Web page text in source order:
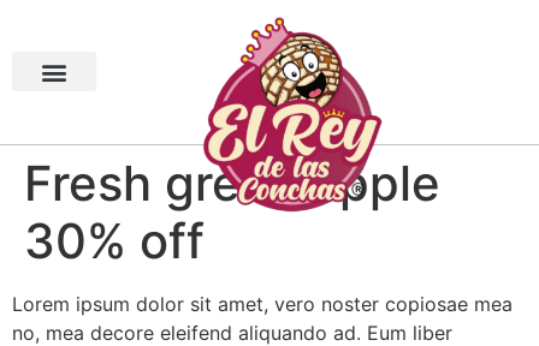
Fresh green apple
30% off
Lorem ipsum dolor sit amet, vero noster copiosae mea
no, mea decore eleifend aliquando ad. Eum liber